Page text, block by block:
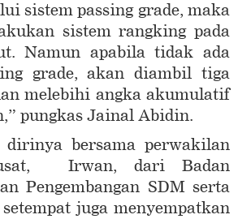
sistem passing grade, maka
sistem rangking pada
Namun apabila tidak ada
grade, akan diambil tiga
melebihi angka akumulatif
pungkas Jainal Abidin.
dirinya bersama perwakilan
Irwan, dari Badan
Pengembangan SDM serta
juga menyempatkan